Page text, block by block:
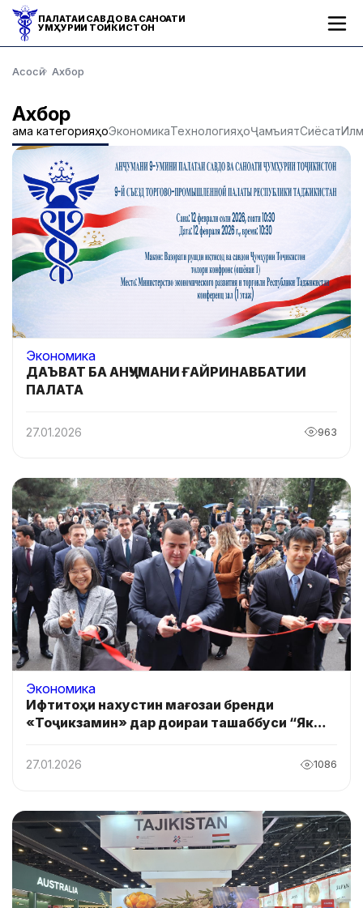
ПАЛАТАИ САВДО ВА САНОАТИ
ҶУМҲУРИИ ТОҶИКИСТОН
Асосӣ Ахбор
Ахбор
Ҳама категорияҳоЭкономикаТехнологияҳоҶамъиятСиёсатИлм
Экономика
ДАЪВАТ БА АНҶУМАНИ ҒАЙРИНАВБАТИИ
ПАЛАТА
27.01.2026 963
Экономика
Ифтитоҳи нахустин мағозаи бренди
«Тоҷикзамин» дар доираи ташаббуси “Як
27.01.2026 1086